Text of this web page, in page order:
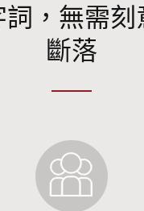
，無需刻
斷落